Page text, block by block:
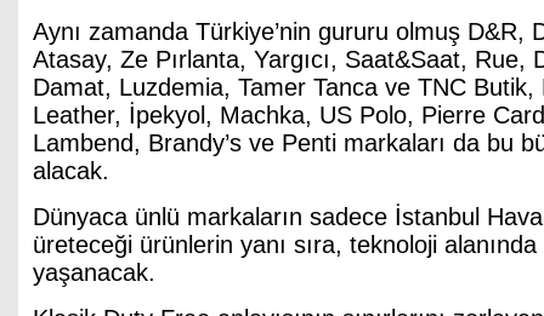
Aynı zamanda Türkiye’nin gururu olmuş D&R,
Atasay, Ze Pırlanta, Yargıcı, Saat&Saat, Rue,
Damat, Luzdemia, Tamer Tanca ve TNC
Leather, İpekyol, Machka, US Polo, Pierre
Lambend, Brandy’s ve Penti markaları da bu
alacak.
Dünyaca ünlü markaların sadece İstanbul
üreteceği ürünlerin yanı sıra, teknoloji
yaşanacak.